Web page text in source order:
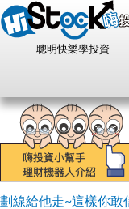
聰明快樂學投資
劃線給他走~這樣你敢